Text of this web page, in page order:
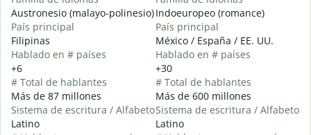
Austronesio (malayo-polinesio)
País principal
Filipinas
Hablado en # países
+6
# Total de hablantes
Más de 87 millones
Sistema de escritura / Alfabeto
Latino
Indoeuropeo (romance)
País principal
México / España / EE. UU.
Hablado en # países
+30
# Total de hablantes
Más de 600 millones
Sistema de escritura / Alfabeto
Latino